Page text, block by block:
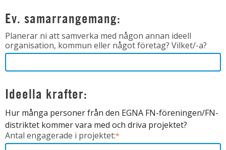
Ev. samarrangemang:
Planerar ni att samverka med någon annan ideell
organisation, kommun eller något företag? Vilket/-a?
Ideella krafter:
Hur många personer från den EGNA FN-föreningen/FN-
distriktet kommer vara med och driva projektet?
Antal engagerade i projektet:*